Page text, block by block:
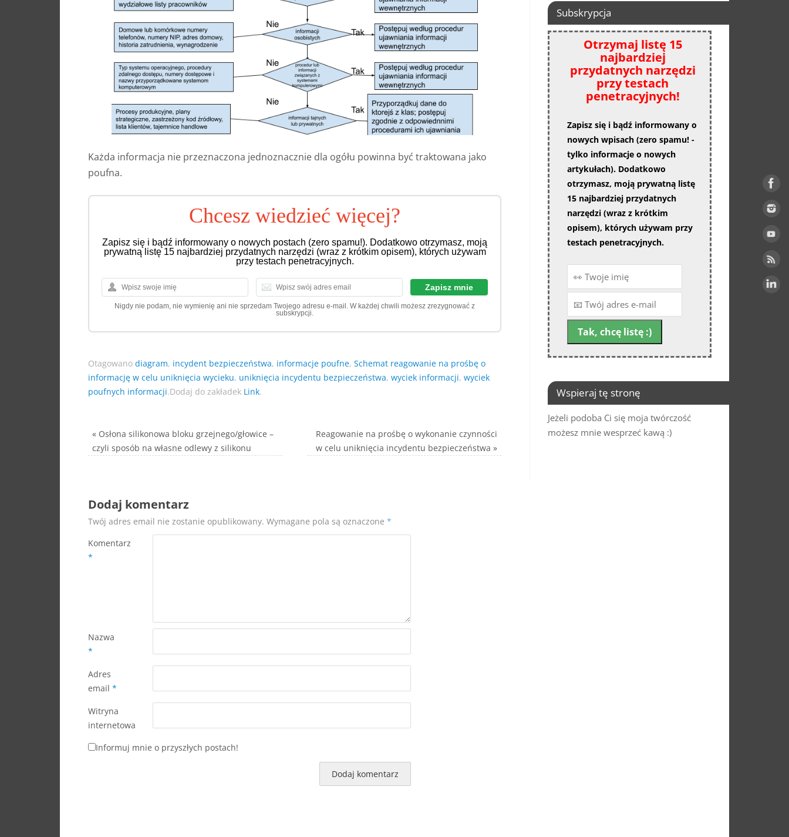
Każda informacja nie przeznaczona jednoznacznie dla ogółu powinna być traktowana jako
poufna.
Chcesz wiedzieć więcej?
Zapisz się i bądź informowany o nowych postach (zero spamu!). Dodatkowo otrzymasz, moją
prywatną listę 15 najbardziej przydatnych narzędzi (wraz z krótkim opisem), których używam
przy testach penetracyjnych.
Nigdy nie podam, nie wymienię ani nie sprzedam Twojego adresu e-mail. W każdej chwili możesz zrezygnować z
subskrypcji.
Otagowano diagram, incydent bezpieczeństwa, informacje poufne, Schemat reagowanie na prośbę o
informację w celu uniknięcia wycieku, uniknięcia incydentu bezpieczeństwa, wyciek informacji, wyciek
poufnych informacji.Dodaj do zakładek Link.
« Osłona silikonowa bloku grzejnego/głowice –
czyli sposób na własne odlewy z silikonu
Reagowanie na prośbę o wykonanie czynności
w celu uniknięcia incydentu bezpieczeństwa »
Dodaj komentarz
Twój adres email nie zostanie opublikowany. Wymagane pola są oznaczone *
Komentarz
*
Nazwa
*
Adres
email *
Witryna
internetowa
Informuj mnie o przyszłych postach!
Subskrypcja
Otrzymaj listę 15
najbardziej
przydatnych narzędzi
przy testach
penetracyjnych!
Zapisz się i bądź informowany o
nowych wpisach (zero spamu! -
tylko informacje o nowych
artykułach). Dodatkowo
otrzymasz, moją prywatną listę
15 najbardziej przydatnych
narzędzi (wraz z krótkim
opisem), których używam przy
testach penetracyjnych.
Wspieraj tę stronę
Jeżeli podoba Ci się moja twórczość
możesz mnie wesprzeć kawą :)